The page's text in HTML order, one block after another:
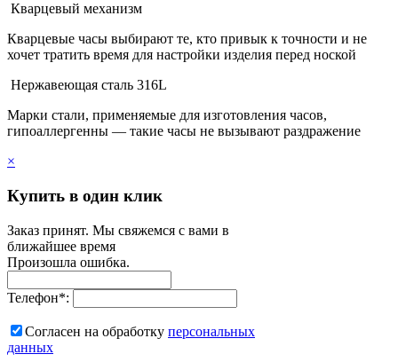
Кварцевый механизм
Кварцевые часы выбирают те, кто привык к точности и не
хочет тратить время для настройки изделия перед ноской
Нержавеющая сталь 316L
Марки стали, применяемые для изготовления часов,
гипоаллергенны — такие часы не вызывают раздражение
×
Купить в один клик
Заказ принят. Мы свяжемся с вами в
ближайшее время
Произошла ошибка.
Телефон*:
Согласен на обработку персональныx
данных